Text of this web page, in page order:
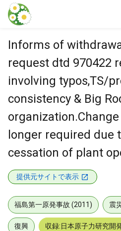
本文に飛ぶ
Informs of
request dtd 970422
involving typos,TS/
consistency & Big
longer required due
cessation of plant
提供元サイトで表示
福島第一原発事故 (2011) 震
復興 収録:日本原子力研究開